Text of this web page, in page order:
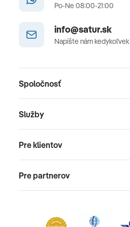
Po-Ne 08:00-21:00
info@satur.sk
Napíšte nám kedykoľvek
Spoločnosť
Služby
Pre klientov
Pre partnerov